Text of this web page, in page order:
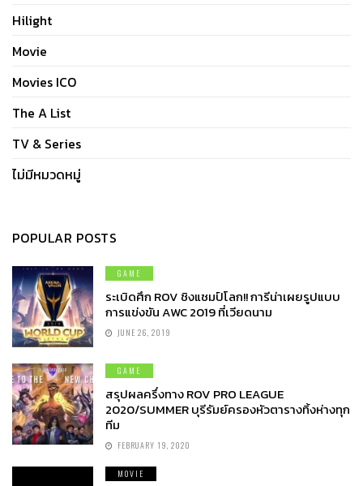
Hilight
Movie
Movies ICO
The A List
TV & Series
ไม่มีหมวดหมู่
POPULAR POSTS
GAME
ระเบิดศึก ROV ชิงแชมป์โลก!! การีน่าเผยรูปแบบ
การแข่งขัน AWC 2019 ที่เวียดนาม
JUNE 26, 2019
GAME
สรุปผลครึ่งทาง ROV PRO LEAGUE
2020/SUMMER บุรีรัมย์ครองหัวตารางทิ้งห่างทุก
ทีม
FEBRUARY 19, 2020
MOVIE